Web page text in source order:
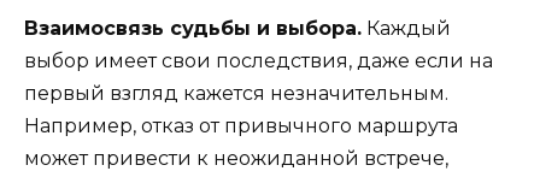
Взаимосвязь судьбы и выбора. Каждый
выбор имеет свои последствия, даже если на
первый взгляд кажется незначительным.
Например, отказ от привычного маршрута
может привести к неожиданной встрече,